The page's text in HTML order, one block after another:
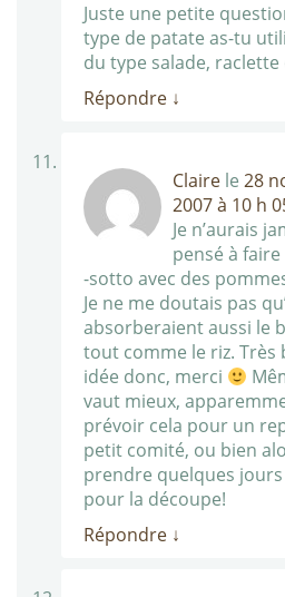
Juste une petite
type de patate as-tu
du type salade, raclette
Répondre ↓
Claire le 28
2007 à 10 h
Je n’aurais
pensé à
-sotto avec des
Je ne me doutais pas
absorberaient aussi le
tout comme le riz. Très
idée donc, merci
vaut mieux,
prévoir cela pour un
petit comité, ou bien
prendre quelques jours
pour la découpe!
Répondre ↓